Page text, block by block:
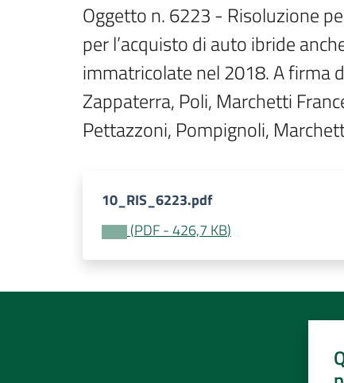
Oggetto n. 6223 - Risoluzione
per l’acquisto di auto ibride
immatricolate nel 2018. A firma
Zappaterra, Poli, Marchetti
Pettazzoni, Pompignoli,
10_RIS_6223.pdf
(PDF-426,7 KB)